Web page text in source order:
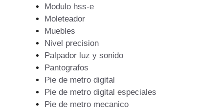
Modulo hss-e
Moleteador
Muebles
Nivel precision
Palpador luz y sonido
Pantografos
Pie de metro digital
Pie de metro digital especiales
Pie de metro mecanico